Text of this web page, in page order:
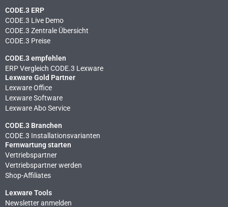
CODE.3 ERP
CODE.3 Live Demo
CODE.3 Zentrale Übersicht
CODE.3 Preise
CODE.3 empfehlen
ERP Vergleich CODE.3 Lexware
Lexware Gold Partner
Lexware Office
Lexware Software
Lexware Abo Service
CODE.3 Branchen
CODE.3 Installationsvarianten
Fernwartung starten
Vertriebspartner
Vertriebspartner werden
Shop-Affiliates
Lexware Tools
Newsletter anmelden